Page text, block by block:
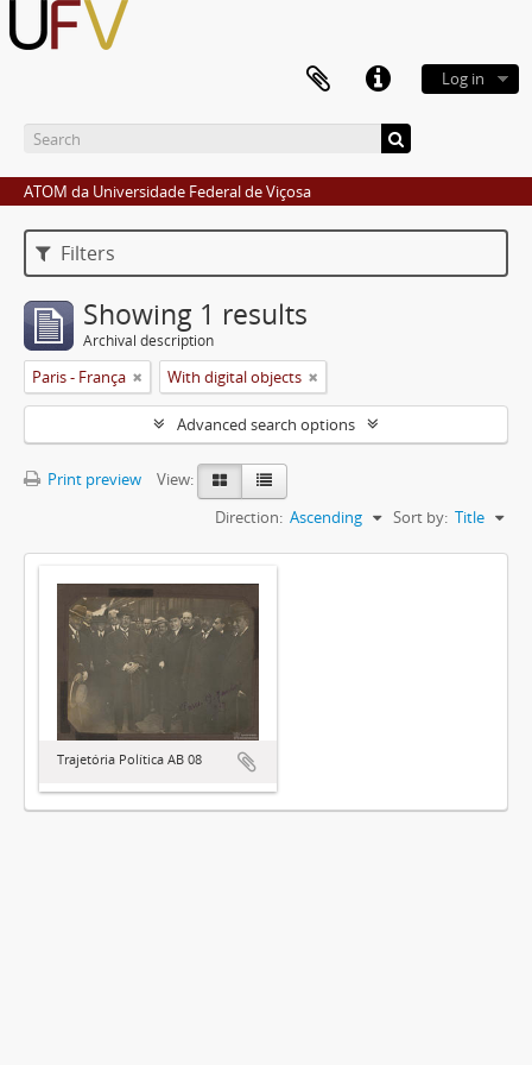
Log in
ATOM da Universidade Federal de Viçosa
Filters
Showing 1 results
Archival description
Paris - França With digital objects
Advanced search options
Print preview
View:
Sort by: Title
Direction: Ascending
Trajetória Política AB 08